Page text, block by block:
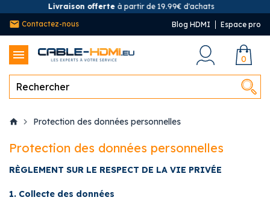
Contactez-nous
Livraison offerteà partir de 19.99€ d'achats
Blog HDMI
Espace pro
0
Protection des données personnelles
Protection des données personnelles
RÈGLEMENT SUR LE RESPECT DE LA VIE PRIVÉE
1. Collecte des données